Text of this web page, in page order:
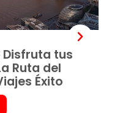
Disfruta tus
Ruta del
Éxito